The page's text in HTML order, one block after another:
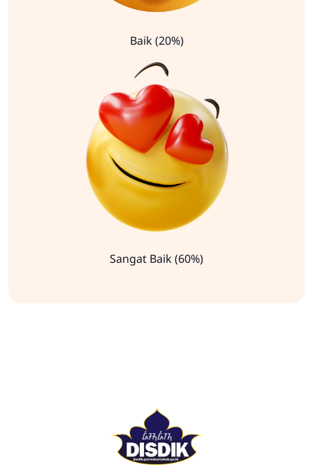
Baik (20%)
Sangat Baik (60%)